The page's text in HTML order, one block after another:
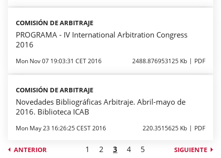
COMISIÓN DE ARBITRAJE
PROGRAMA - IV International Arbitration Congress
2016
Mon Nov 07 19:03:31 CET 2016 2488.876953125 Kb PDF
COMISIÓN DE ARBITRAJE
Novedades Bibliográficas Arbitraje. Abril-mayo de
2016. Biblioteca ICAB
Mon May 23 16:26:25 CEST 2016 220.3515625 Kb PDF
ANTERIOR 1 2 3 4 5 SIGUIENTE